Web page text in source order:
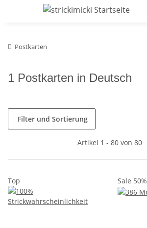
Postkarten
1 Postkarten in Deutsch
Filter und Sortierung
Artikel 1 - 80 von 80
Top Sale 50%